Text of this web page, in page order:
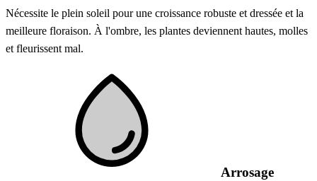
Nécessite le plein soleil pour une croissance robuste et dressée et la
meilleure floraison. À l'ombre, les plantes deviennent hautes, molles
et fleurissent mal.
Arrosage